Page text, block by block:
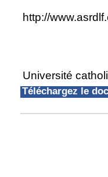
http://
Université
Téléchargez le